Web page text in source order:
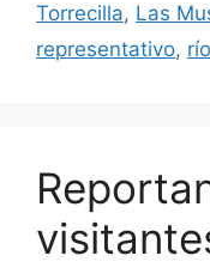
Torrecilla, Las
representativo, río